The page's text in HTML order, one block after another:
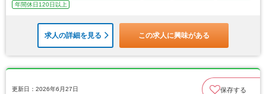
年間休日120日以上
求人の詳細を見る この求人に興味がある
更新日：2026年6月27日 保存する